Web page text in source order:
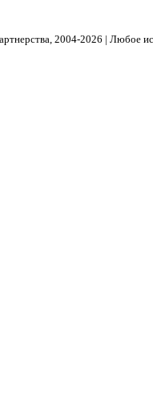
2004- 2026 | Любое